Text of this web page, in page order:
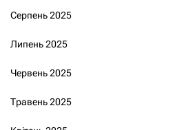
Серпень 2025
Липень 2025
Червень 2025
Травень 2025